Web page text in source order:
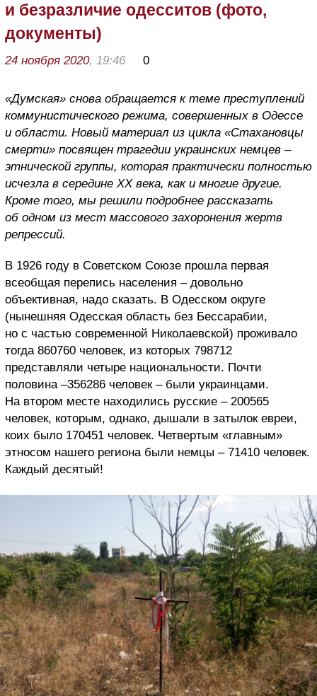
и безразличие одесситов (фото,
документы)
24 ноября 2020, 19:46 0
«Думская» снова обращается к теме преступлений
коммунистического режима, совершенных в Одессе
и области. Новый материал из цикла «Стахановцы
смерти» посвящен трагедии украинских немцев –
этнической группы, которая практически полностью
исчезла в середине XX века, как и многие другие.
Кроме того, мы решили подробнее рассказать
об одном из мест массового захоронения жертв
репрессий.
В 1926 году в Советском Союзе прошла первая
всеобщая перепись населения – довольно
объективная, надо сказать. В Одесском округе
(нынешняя Одесская область без Бессарабии,
но с частью современной Николаевской) проживало
тогда 860760 человек, из которых 798712
представляли четыре национальности. Почти
половина –356286 человек – были украинцами.
На втором месте находились русские – 200565
человек, которым, однако, дышали в затылок евреи,
коих было 170451 человек. Четвертым «главным»
этносом нашего региона были немцы – 71410 человек.
Каждый десятый!